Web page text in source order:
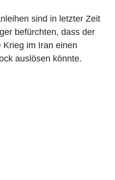
sind in letzter Zeit
befürchten, dass der
Krieg im Iran einen
auslösen könnte.